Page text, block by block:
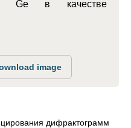
Ge в качестве
image
дифрактограмм